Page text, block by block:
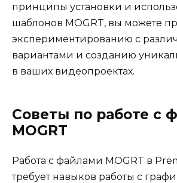
принципы установки и
шаблонов MOGRT, вы можете
экспериментированию с
вариантами и созданию
в ваших видеопроектах.
Советы по работе с
MOGRT
Работа с файлами MOGRT в
требует навыков работы с